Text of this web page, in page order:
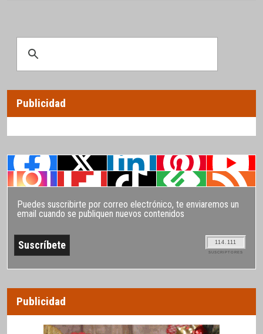
Publicidad
Puedes suscribirte por correo electrónico, te enviaremos un
email cuando se publiquen nuevos contenidos
114.111
SUSCRIPTORES
Publicidad